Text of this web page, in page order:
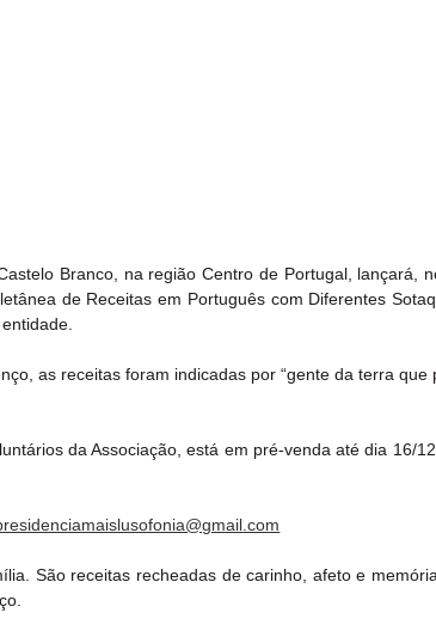
Branco, na região Centro de Portugal, lançará,
de Receitas em Português com Diferentes
as receitas foram indicadas por “gente da terra que
da Associação, está em pré-venda até dia 16/
São receitas recheadas de carinho, afeto e